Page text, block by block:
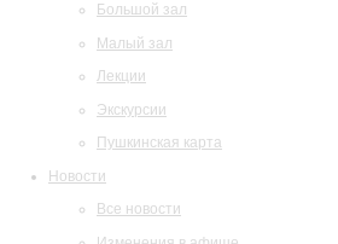
Большой зал
Малый зал
Лекции
Экскурсии
Пушкинская карта
Новости
Все новости